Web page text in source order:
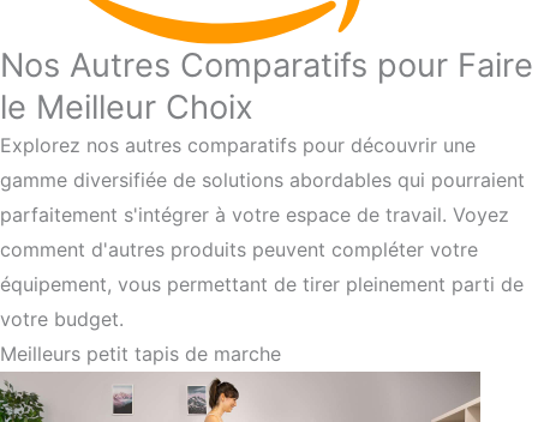
Nos Autres Comparatifs pour Faire
le Meilleur Choix
Explorez nos autres comparatifs pour découvrir une
gamme diversifiée de solutions abordables qui pourraient
parfaitement s'intégrer à votre espace de travail. Voyez
comment d'autres produits peuvent compléter votre
équipement, vous permettant de tirer pleinement parti de
votre budget.
Meilleurs petit tapis de marche